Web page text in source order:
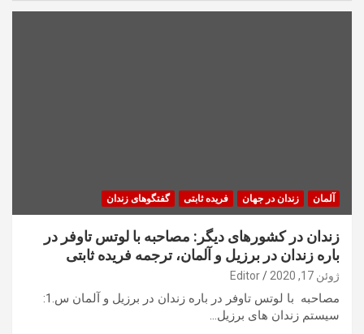
آلمان زندان در جهان فریده ثابتی گفتگوهای زندان
زندان در کشورهای دیگر: مصاحبه با لوتس تاوفر در
باره زندان در برزیل و آلمان، ترجمه فریده ثابتی
ژوئن 17, 2020 Editor
مصاحبه با لوتس تاوفر در باره زندان در برزیل و آلمان س.1:
سیستم زندان های برزیل…